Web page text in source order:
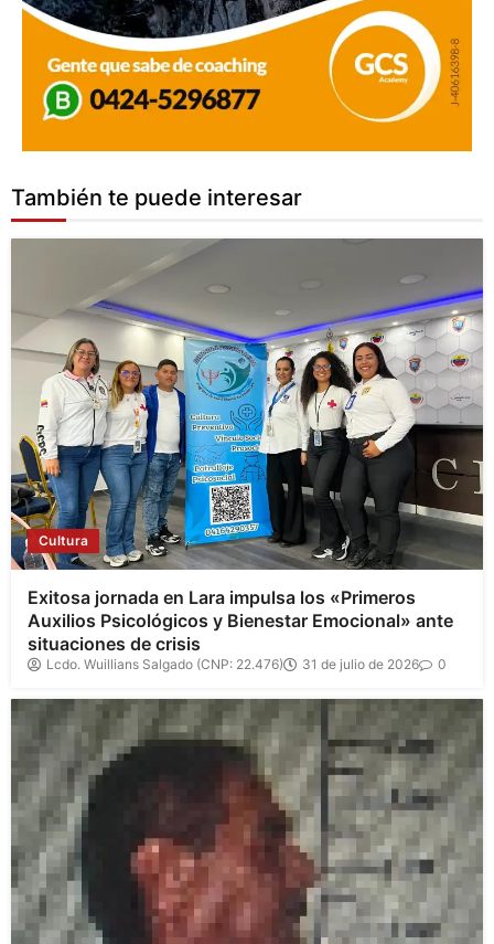
También te puede interesar
Cultura
Exitosa jornada en Lara impulsa los «Primeros
Auxilios Psicológicos y Bienestar Emocional» ante
situaciones de crisis
Lcdo. Wuillians Salgado (CNP: 22.476) 31 de julio de 2026 0